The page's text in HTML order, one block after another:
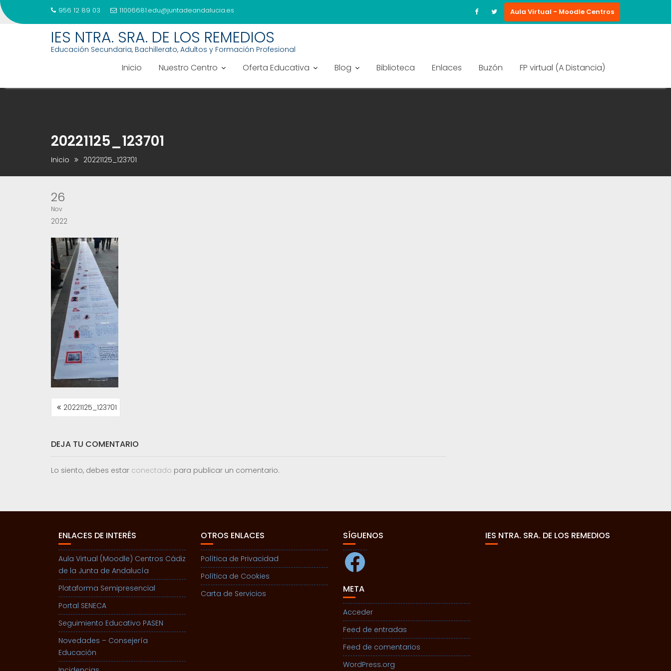
956 12 89 03 11006681.edu@juntadeandalucia.es Aula Virtual - Moodle Centros
IES NTRA. SRA. DE LOS REMEDIOS
Educación Secundaria, Bachillerato, Adultos y Formación Profesional
Inicio Nuestro Centro Oferta Educativa Blog Biblioteca Enlaces Buzón FP virtual (A Distancia)
20221125_123701
Inicio 20221125_123701
26
Nov
2022
NAVEGACIÓN
DE20221125_123701
DEJA TU COMENTARIO
Lo siento, debes estar conectado para publicar un comentario.
ENLACES DE INTERÉS
Aula Virtual (Moodle) Centros Cádiz
de la Junta de Andalucía
Plataforma Semipresencial
Portal SENECA
Seguimiento Educativo PASEN
Novedades – Consejería
Educación
OTROS ENLACES
Política de Privacidad
Política de Cookies
Carta de Servicios
SÍGUENOS
Facebook
META
Acceder
Feed de entradas
Feed de comentarios
WordPress.org
IES NTRA. SRA. DE LOS REMEDIOS